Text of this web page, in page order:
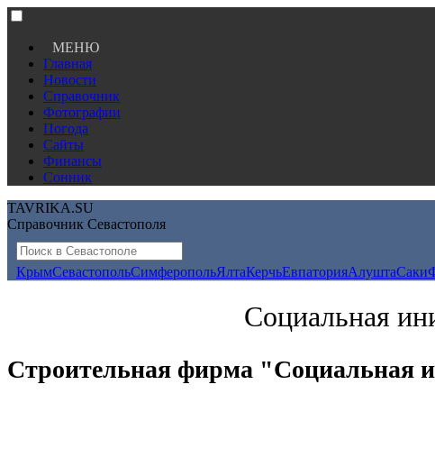
МЕНЮ
Главная
Новости
Справочник
Фотографии
Погода
Сайты
Финансы
Сонник
TAVRIKA.SU
Справочник Севастополя
КрымСевастопольСимферопольЯлтаКерчьЕвпаторияАлуштаСаки
Социальная
Строительная фирма "Социальная